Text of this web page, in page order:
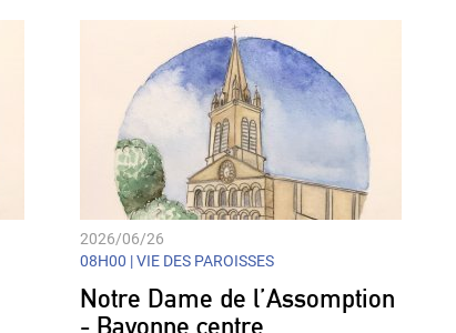
volume.
2026/06/26
08H00 |VIE DES PAROISSES
Notre Dame de l’Assomption
- Bayonne centre